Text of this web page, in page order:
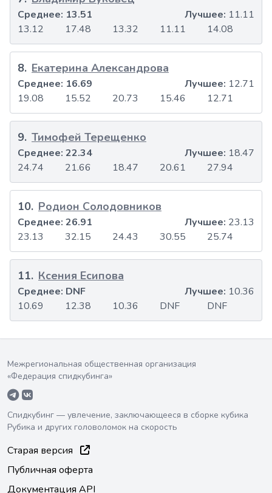
13.12 17.48 13.32 11.11 14.08
Среднее: 13.51 Лучшее: 11.11
8. Екатерина Александрова
19.08 15.52 20.73 15.46 12.71
Среднее: 16.69 Лучшее: 12.71
9. Тимофей Терещенко
24.74 21.66 18.47 20.61 27.94
Среднее: 22.34 Лучшее: 18.47
10. Родион Солодовников
23.13 32.15 24.43 30.55 25.74
Среднее: 26.91 Лучшее: 23.13
11. Ксения Есипова
10.69 12.38 10.36 DNF DNF
Среднее: DNF Лучшее: 10.36
Межрегиональная общественная организация
«Федерация спидкубинга»
Спидкубинг — увлечение, заключающееся в сборке кубика
Рубика и других головоломок на скорость
Старая версия
Публичная оферта
Документация API